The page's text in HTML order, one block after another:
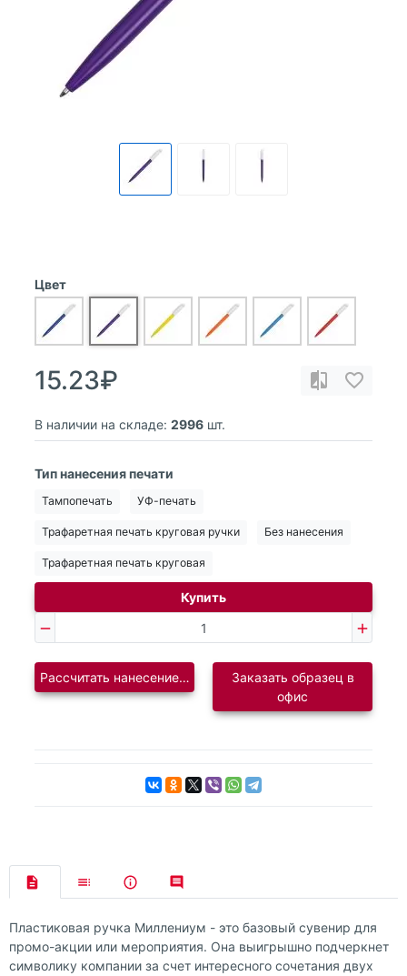
Цвет
15.23₽
В наличии на складе: 2996 шт.
Тип нанесения печати
Тампопечать УФ-печать
Трафаретная печать круговая ручки Без нанесения
Трафаретная печать круговая
Купить
Рассчитать нанесение логотипаЗаказать образец в
офис
Пластиковая ручка Миллениум - это базовый сувенир для
промо-акции или мероприятия. Она выигрышно подчеркнет
символику компании за счет интересного сочетания двух